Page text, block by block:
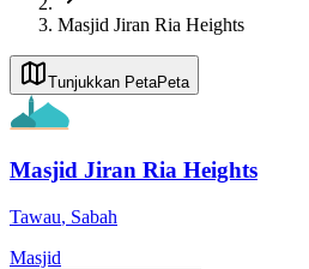
Masjid Jiran Ria Heights
Tunjukkan PetaPeta
Masjid Jiran Ria Heights
Tawau, Sabah
Masjid